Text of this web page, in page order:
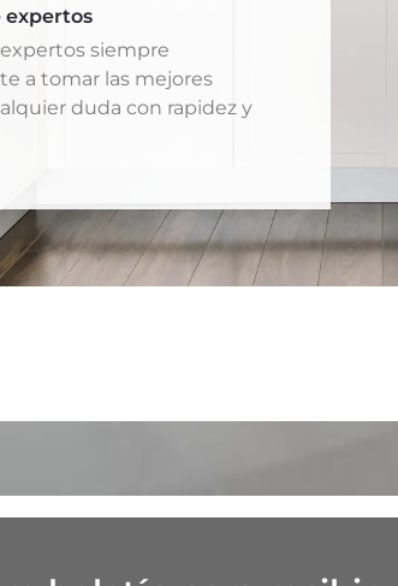
expertos
siempre
a tomar las mejores
duda con rapidez y